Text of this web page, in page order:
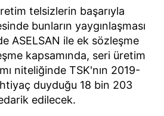
vasıtasıyla çeşitli kişisel
gerekli olan çerezler bilgi
amacıyla
çerezler, sitemizin daha işlevsel
ve sizlere yönelik
yapılması, amaçlarıyla
dahilinde kullanılacaktır.
telsizlerin başarıyla
bunların yaygınlaşması
ASELSAN ile ek sözleşme
kapsamında, seri üretim
niteliğinde TSK'nın 2019-
duyduğu 18 bin 203
edilecek.